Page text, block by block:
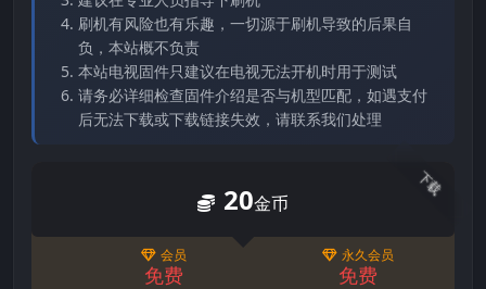
刷机有风险也有乐趣，一切源于刷机导致的后果自
负，本站概不负责
本站电视固件只建议在电视无法开机时用于测试
请务必详细检查固件介绍是否与机型匹配，如遇支付
后无法下载或下载链接失效，请联系我们处理
下载
20金币
会员
免费
永久会员
免费